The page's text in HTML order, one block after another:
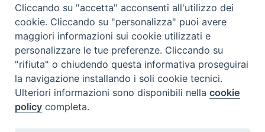
Cliccando su "accetta" acconsenti all'utilizzo dei
cookie. Cliccando su "personalizza" puoi avere
maggiori informazioni sui cookie utilizzati e
personalizzare le tue preferenze. Cliccando su
"rifiuta" o chiudendo questa informativa proseguirai
la navigazione installando i soli cookie tecnici.
Ulteriori informazioni sono disponibili nellacookie
policy completa.